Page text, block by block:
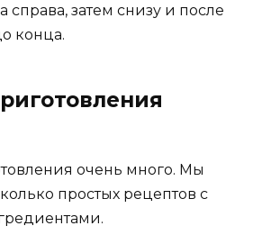
справа, затем снизу и после
конца.
очень много. Мы
простых рецептов с